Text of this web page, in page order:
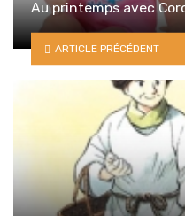
Au printemps avec
ARTICLE PRÉCÉDENT